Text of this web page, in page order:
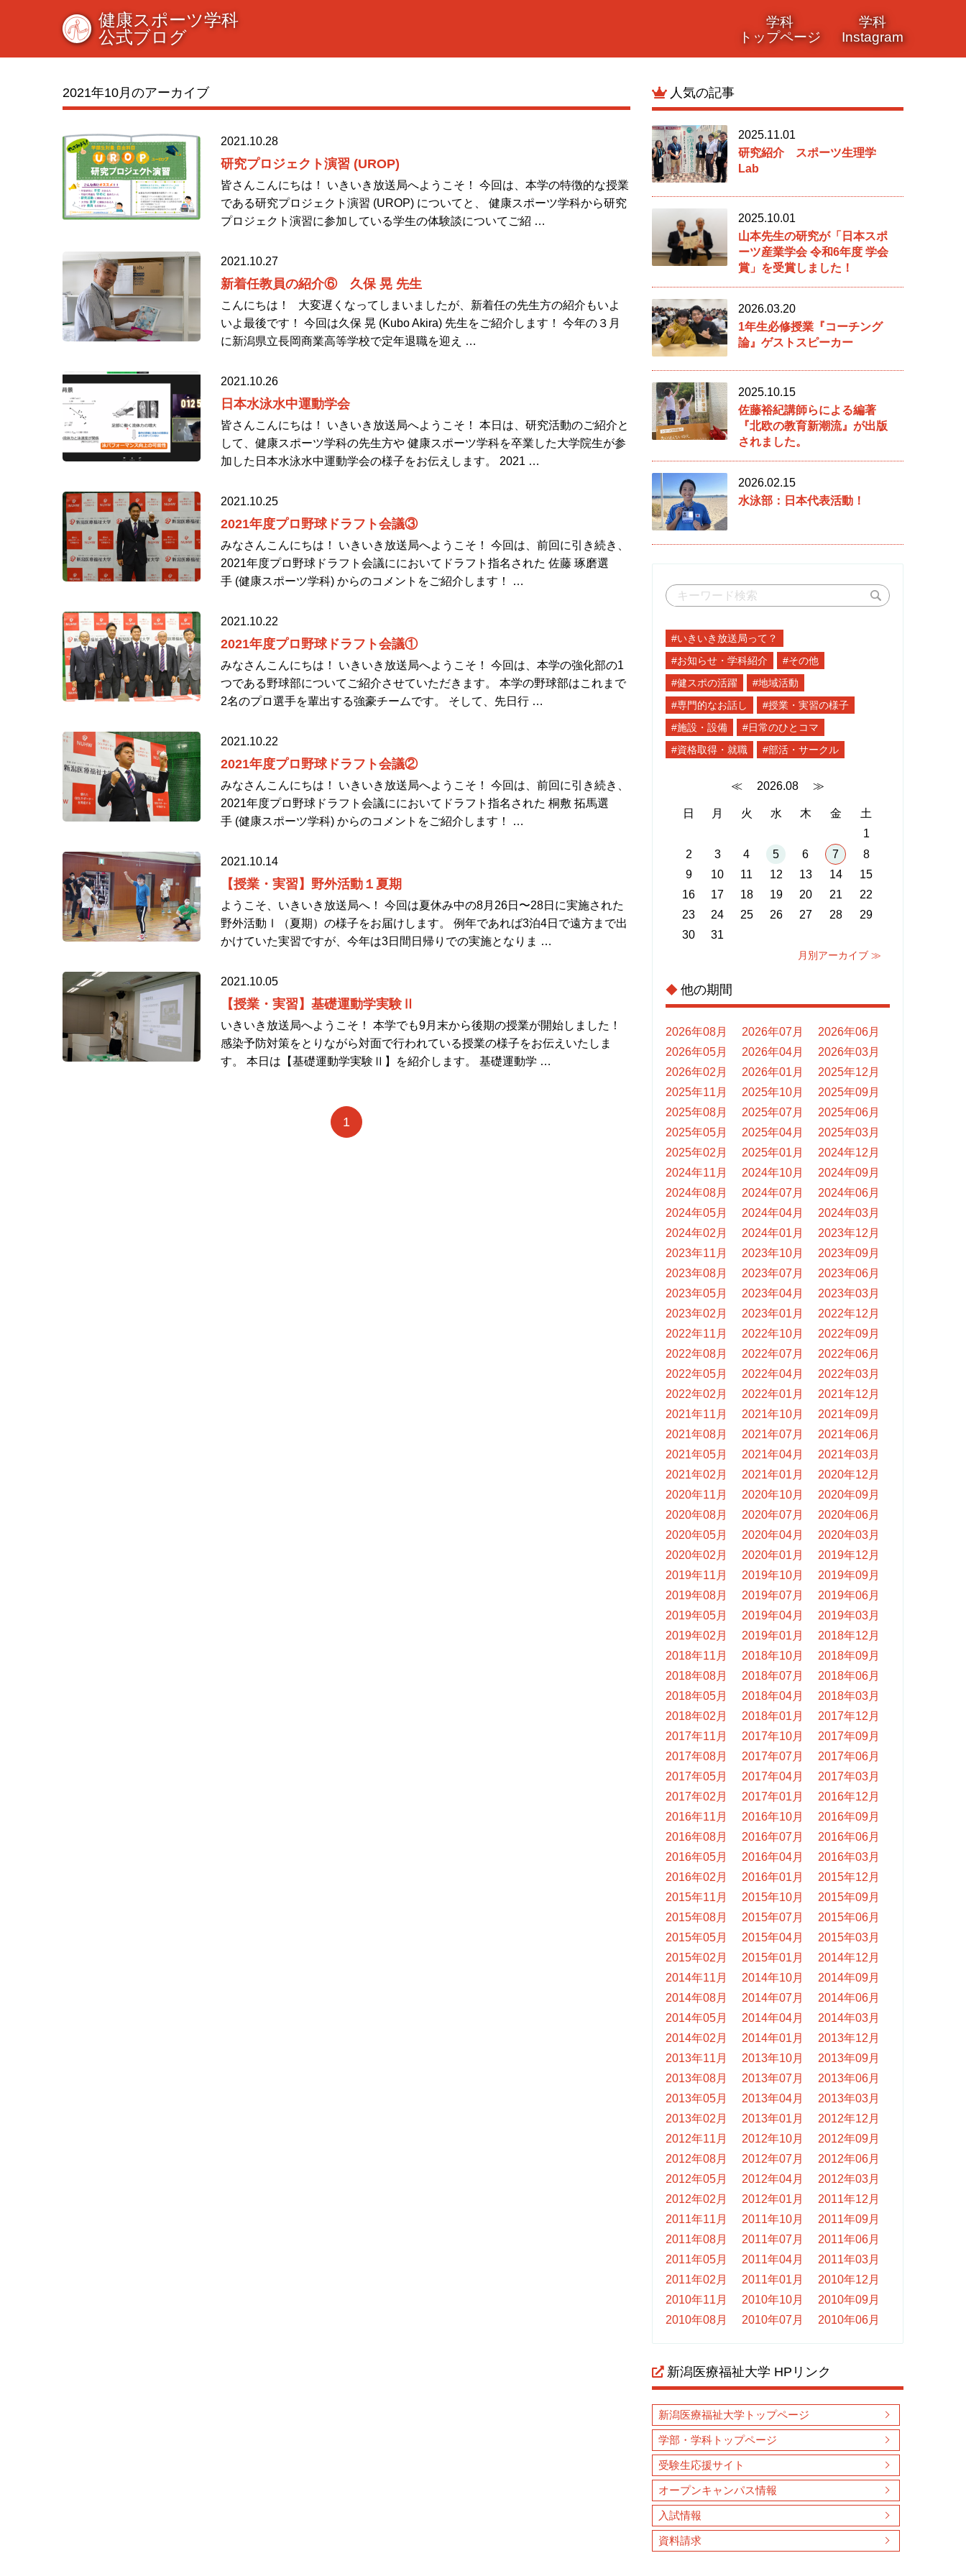
学科
トップページ
学科
Instagram
健康スポーツ学科
公式ブログ
2021年10月のアーカイブ
2021.10.28
研究プロジェクト演習 (UROP)
皆さんこんにちは！ いきいき放送局へようこそ！ 今回は、本学の特徴的な授業
である研究プロジェクト演習 (UROP) についてと、 健康スポーツ学科から研究
プロジェクト演習に参加している学生の体験談についてご紹 …
2021.10.27
新着任教員の紹介⑥ 久保 晃 先生
こんにちは！ 大変遅くなってしまいましたが、新着任の先生方の紹介もいよ
いよ最後です！ 今回は久保 晃 (Kubo Akira) 先生をご紹介します！ 今年の３月
に新潟県立長岡商業高等学校で定年退職を迎え …
2021.10.26
日本水泳水中運動学会
皆さんこんにちは！ いきいき放送局へようこそ！ 本日は、研究活動のご紹介と
して、健康スポーツ学科の先生方や 健康スポーツ学科を卒業した大学院生が参
加した日本水泳水中運動学会の様子をお伝えします。 2021 …
2021.10.25
2021年度プロ野球ドラフト会議③
みなさんこんにちは！ いきいき放送局へようこそ！ 今回は、前回に引き続き、
2021年度プロ野球ドラフト会議ににおいてドラフト指名された 佐藤 琢磨選
手 (健康スポーツ学科) からのコメントをご紹介します！ …
2021.10.22
2021年度プロ野球ドラフト会議①
みなさんこんにちは！ いきいき放送局へようこそ！ 今回は、本学の強化部の1
つである野球部についてご紹介させていただきます。 本学の野球部はこれまで
2名のプロ選手を輩出する強豪チームです。 そして、先日行 …
2021.10.22
2021年度プロ野球ドラフト会議②
みなさんこんにちは！ いきいき放送局へようこそ！ 今回は、前回に引き続き、
2021年度プロ野球ドラフト会議ににおいてドラフト指名された 桐敷 拓馬選
手 (健康スポーツ学科) からのコメントをご紹介します！ …
2021.10.14
【授業・実習】野外活動１夏期
ようこそ、いきいき放送局へ！ 今回は夏休み中の8月26日〜28日に実施された
野外活動Ⅰ（夏期）の様子をお届けします。 例年であれば3泊4日で遠方まで出
かけていた実習ですが、今年は3日間日帰りでの実施となりま …
2021.10.05
【授業・実習】基礎運動学実験Ⅱ
いきいき放送局へようこそ！ 本学でも9月末から後期の授業が開始しました！
感染予防対策をとりながら対面で行われている授業の様子をお伝えいたしま
す。 本日は【基礎運動学実験Ⅱ】を紹介します。 基礎運動学 …
1
人気の記事
2025.11.01
研究紹介 スポーツ生理学
Lab
2025.10.01
山本先生の研究が「日本スポ
ーツ産業学会 令和6年度 学会
賞」を受賞しました！
2026.03.20
1年生必修授業『コーチング
論』ゲストスピーカー
2025.10.15
佐藤裕紀講師らによる編著
『北欧の教育新潮流』が出版
されました。
2026.02.15
水泳部：日本代表活動！
#いきいき放送局って？
#お知らせ・学科紹介
#その他
#健スポの活躍
#地域活動
#専門的なお話し
#授業・実習の様子
#施設・設備
#日常のひとコマ
#資格取得・就職
#部活・サークル
≪ 2026.08 ≫
日 月 火 水 木 金
土
1
2
3 4 5 6 7
8
9
10 11 12 13 14
15
16
17 18 19 20 21
22
23
24 25 26 27 28
29
30
31
月別アーカイブ ≫
◆ 他の期間
2026年08月 2026年07月
2026年06月
2026年05月
2026年04月
2026年03月
2026年02月
2026年01月
2025年12月
2025年11月
2025年10月
2025年09月
2025年08月
2025年07月
2025年06月
2025年05月
2025年04月
2025年03月
2025年02月
2025年01月
2024年12月
2024年11月
2024年10月
2024年09月
2024年08月
2024年07月
2024年06月
2024年05月
2024年04月
2024年03月
2024年02月
2024年01月
2023年12月
2023年11月
2023年10月
2023年09月
2023年08月
2023年07月
2023年06月
2023年05月
2023年04月
2023年03月
2023年02月
2023年01月
2022年12月
2022年11月
2022年10月
2022年09月
2022年08月
2022年07月
2022年06月
2022年05月
2022年04月
2022年03月
2022年02月
2022年01月
2021年12月
2021年11月
2021年10月
2021年09月
2021年08月
2021年07月
2021年06月
2021年05月
2021年04月
2021年03月
2021年02月
2021年01月
2020年12月
2020年11月
2020年10月
2020年09月
2020年08月
2020年07月
2020年06月
2020年05月
2020年04月
2020年03月
2020年02月
2020年01月
2019年12月
2019年11月
2019年10月
2019年09月
2019年08月
2019年07月
2019年06月
2019年05月
2019年04月
2019年03月
2019年02月
2019年01月
2018年12月
2018年11月
2018年10月
2018年09月
2018年08月
2018年07月
2018年06月
2018年05月
2018年04月
2018年03月
2018年02月
2018年01月
2017年12月
2017年11月
2017年10月
2017年09月
2017年08月
2017年07月
2017年06月
2017年05月
2017年04月
2017年03月
2017年02月
2017年01月
2016年12月
2016年11月
2016年10月
2016年09月
2016年08月
2016年07月
2016年06月
2016年05月
2016年04月
2016年03月
2016年02月
2016年01月
2015年12月
2015年11月
2015年10月
2015年09月
2015年08月
2015年07月
2015年06月
2015年05月
2015年04月
2015年03月
2015年02月
2015年01月
2014年12月
2014年11月
2014年10月
2014年09月
2014年08月
2014年07月
2014年06月
2014年05月
2014年04月
2014年03月
2014年02月
2014年01月
2013年12月
2013年11月
2013年10月
2013年09月
2013年08月
2013年07月
2013年06月
2013年05月
2013年04月
2013年03月
2013年02月
2013年01月
2012年12月
2012年11月
2012年10月
2012年09月
2012年08月
2012年07月
2012年06月
2012年05月
2012年04月
2012年03月
2012年02月
2012年01月
2011年12月
2011年11月
2011年10月
2011年09月
2011年08月
2011年07月
2011年06月
2011年05月
2011年04月
2011年03月
2011年02月
2011年01月
2010年12月
2010年11月
2010年10月
2010年09月
2010年08月
2010年07月 2010年06月
新潟医療福祉大学 HPリンク
新潟医療福祉大学トップページ
学部・学科トップページ
受験生応援サイト
オープンキャンパス情報
入試情報
資料請求